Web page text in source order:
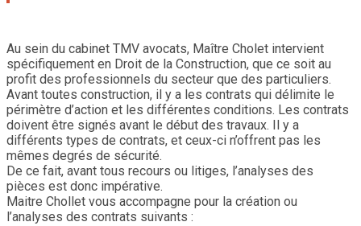
Au sein du cabinet TMV avocats, Maître Cholet intervient
spécifiquement en Droit de la Construction, que ce soit au
profit des professionnels du secteur que des particuliers.
Avant toutes construction, il y a les contrats qui délimite le
périmètre d’action et les différentes conditions. Les contrats
doivent être signés avant le début des travaux. Il y a
différents types de contrats, et ceux-ci n’offrent pas les
mêmes degrés de sécurité.
De ce fait, avant tous recours ou litiges, l’analyses des
pièces est donc impérative.
Maitre Chollet vous accompagne pour la création ou
l’analyses des contrats suivants :